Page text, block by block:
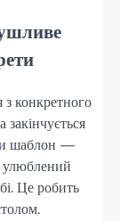
з конкретного
шаблон —
улюблений
Це робить